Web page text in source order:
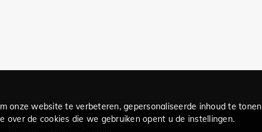
onze website te verbeteren, gepersonaliseerde inhoud te tonen
de cookies die we gebruiken opent u de instellingen.